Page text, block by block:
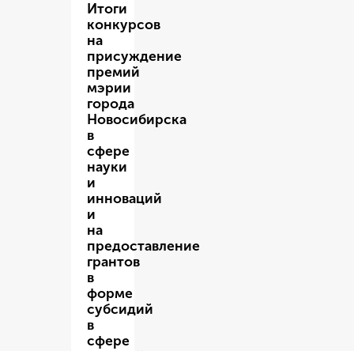
Итоги
конкурсов
на
присуждение
премий
мэрии
города
Новосибирска
в
сфере
науки
и
инноваций
и
на
предоставление
грантов
в
форме
субсидий
в
сфере